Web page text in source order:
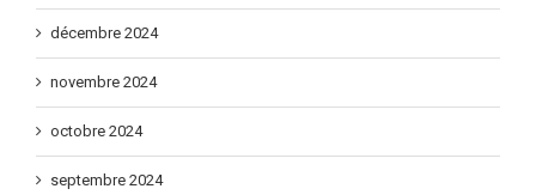
décembre 2024
novembre 2024
octobre 2024
septembre 2024